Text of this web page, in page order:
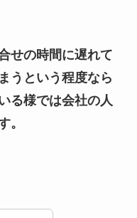
せの時間に遅れて
うという程度なら
る様では会社の人
。